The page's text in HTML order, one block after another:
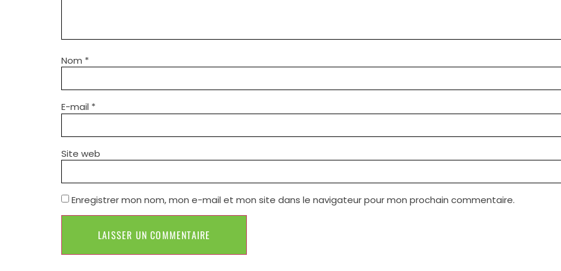
Nom *
E-mail *
Site web
Enregistrer mon nom, mon e-mail et mon site dans le navigateur pour mon prochain commentaire.